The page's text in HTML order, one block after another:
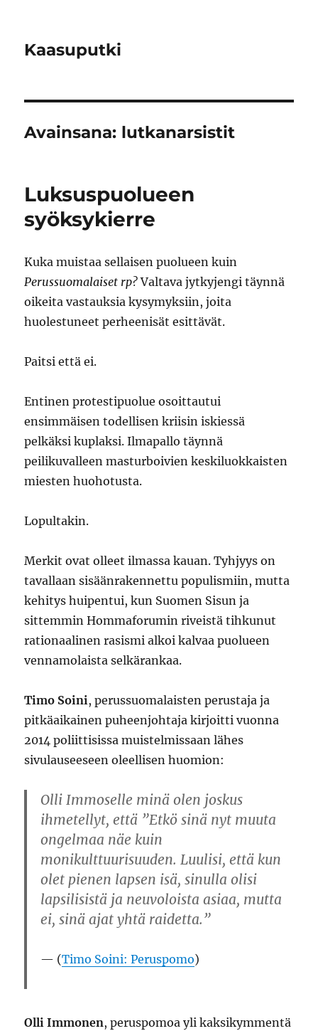
Kaasuputki
Avainsana: lutkanarsistit
Luksuspuolueen
syöksykierre
Kuka muistaa sellaisen puolueen kuin
Perussuomalaiset rp?Valtava jytkyjengi täynnä
oikeita vastauksia kysymyksiin, joita
huolestuneet perheenisät esittävät.
Paitsi että ei.
Entinen protestipuolue osoittautui
ensimmäisen todellisen kriisin iskiessä
pelkäksi kuplaksi. Ilmapallo täynnä
peilikuvalleen masturboivien keskiluokkaisten
miesten huohotusta.
Lopultakin.
Merkit ovat olleet ilmassa kauan. Tyhjyys on
tavallaan sisäänrakennettu populismiin, mutta
kehitys huipentui, kun Suomen Sisun ja
sittemmin Hommaforumin riveistä tihkunut
rationaalinen rasismi alkoi kalvaa puolueen
vennamolaista selkärankaa.
Timo Soini, perussuomalaisten perustaja ja
pitkäaikainen puheenjohtaja kirjoitti vuonna
2014 poliittisissa muistelmissaan lähes
sivulauseeseen oleellisen huomion:
Olli Immoselle minä olen joskus
ihmetellyt, että ”Etkö sinä nyt muuta
ongelmaa näe kuin
monikulttuurisuuden. Luulisi, että kun
olet pienen lapsen isä, sinulla olisi
lapsilisistä ja neuvoloista asiaa, mutta
ei, sinä ajat yhtä raidetta.”
(Timo Soini: Peruspomo)
Olli Immonen, peruspomoa yli kaksikymmentä